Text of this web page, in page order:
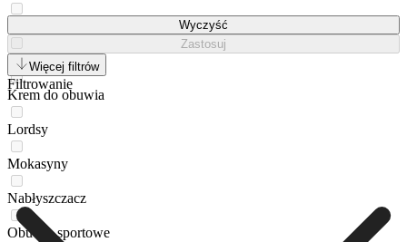
Kosmetyczka
Krem do obuwia
Lordsy
Mokasyny
Nabłyszczacz
Obuwie sportowe
Wyczyść
Zastosuj
Więcej filtrów
Filtrowanie